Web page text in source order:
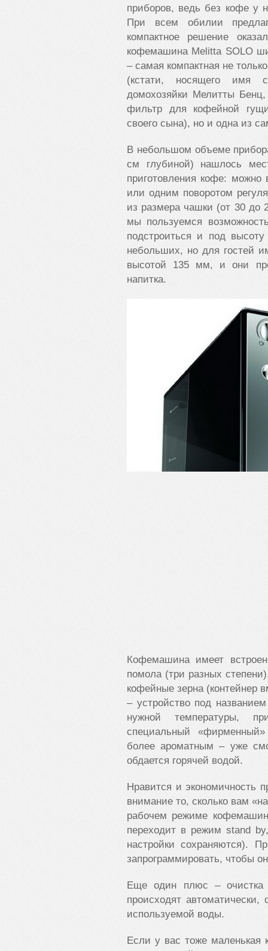
приборов, ведь без кофе у
При всем обилии
компактное решение
кофемашина Melitta SOLO
– самая компактная не
(кстати, носящего имя
домохозяйки Мелитты
фильтр для кофейной
своего сына), но и одна из
В небольшом объеме
см глубиной) нашлось
приготовления кофе: можно
или одним поворотом
из размера чашки (от 30 до
мы пользуемся
подстроиться и под
небольших, но для гостей
высотой 135 мм, и они
напитка.
Кофемашина имеет
помола (три разных
кофейные зерна (контейнер
– устройство под
нужной температуры,
специальный
более ароматным – уже
обдается горячей водой.
Нравится и экономичность
внимание то, сколько вам
рабочем режиме
переходит в режим stand
настройки сохраняются).
запрограммировать, чтобы
Еще один плюс – очистка
происходят автоматически,
используемой воды.
Если у вас тоже маленькая